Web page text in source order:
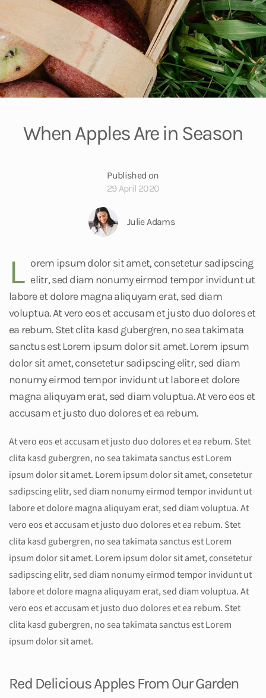
When Apples Are in Season
Published on
29 April 2020
Julie Adams
L orem ipsum dolor sit amet, consetetur sadipscing
elitr, sed diam nonumy eirmod tempor invidunt ut
labore et dolore magna aliquyam erat, sed diam
voluptua. At vero eos et accusam et justo duo dolores et
ea rebum. Stet clita kasd gubergren, no sea takimata
sanctus est Lorem ipsum dolor sit amet. Lorem ipsum
dolor sit amet, consetetur sadipscing elitr, sed diam
nonumy eirmod tempor invidunt ut labore et dolore
magna aliquyam erat, sed diam voluptua. At vero eos et
accusam et justo duo dolores et ea rebum.
At vero eos et accusam et justo duo dolores et ea rebum. Stet
clita kasd gubergren, no sea takimata sanctus est Lorem
ipsum dolor sit amet. Lorem ipsum dolor sit amet, consetetur
sadipscing elitr, sed diam nonumy eirmod tempor invidunt ut
labore et dolore magna aliquyam erat, sed diam voluptua. At
vero eos et accusam et justo duo dolores et ea rebum. Stet
clita kasd gubergren, no sea takimata sanctus est Lorem
ipsum dolor sit amet. Lorem ipsum dolor sit amet, consetetur
sadipscing elitr, sed diam nonumy eirmod tempor invidunt ut
labore et dolore magna aliquyam erat, sed diam voluptua. At
vero eos et accusam et justo duo dolores et ea rebum. Stet
clita kasd gubergren, no sea takimata sanctus est Lorem
ipsum dolor sit amet.
Red Delicious Apples From Our Garden